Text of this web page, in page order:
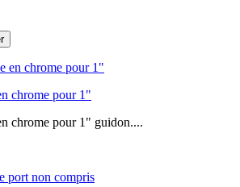
chrome pour 1"
chrome pour 1" guidon....
port non compris